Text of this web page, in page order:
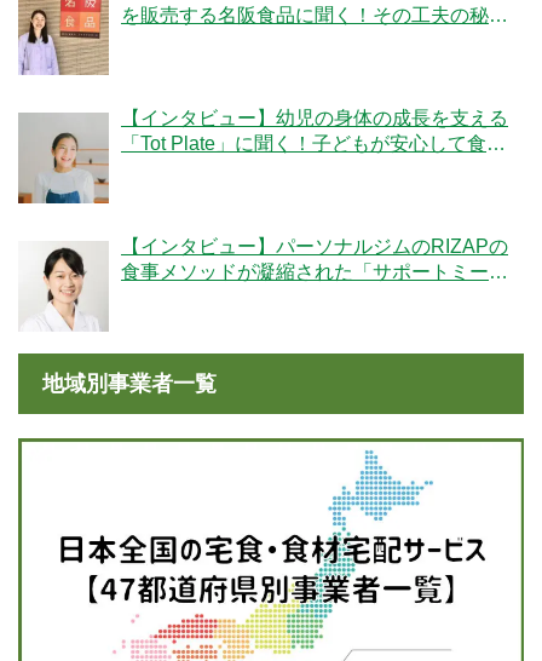
を販売する名阪食品に聞く！その工夫の秘密
【インタビュー】幼児の身体の成長を支える
「Tot Plate」に聞く！子どもが安心して食べ
【インタビュー】パーソナルジムのRIZAPの
食事メソッドが凝縮された「サポートミー
地域別事業者一覧